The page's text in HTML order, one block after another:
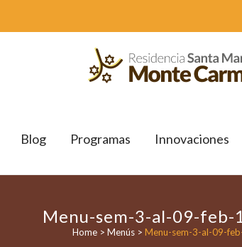
Blog Programas Innovaciones
Menu-sem-3-al-09-feb-
Home > Menús > Menu-sem-3-al-09-